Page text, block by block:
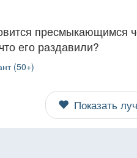
пресмыкающимся
его раздавили?
(50+)
Показать